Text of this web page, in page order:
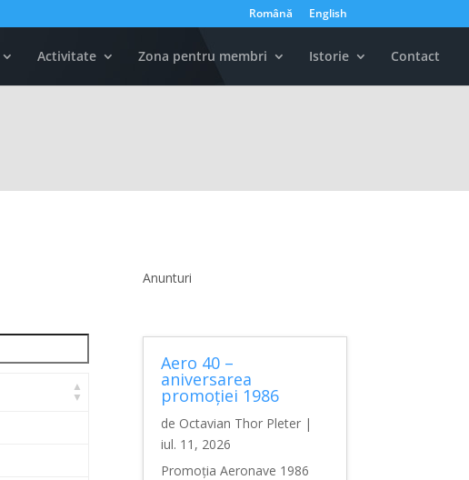
Română English
Activitate Zona pentru membri Istorie Contact
Anunturi
Aero 40 –
aniversarea
promoției 1986
de Octavian Thor Pleter |
iul. 11, 2026
Promoția Aeronave 1986